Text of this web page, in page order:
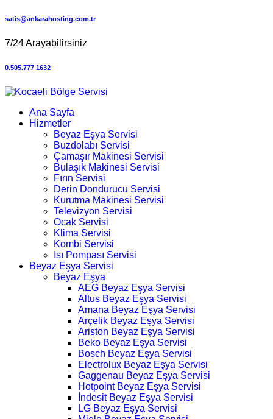
satis@ankarahosting.com.tr
7/24 Arayabilirsiniz
0.505.777 1632
Ana Sayfa
Hizmetler
Beyaz Eşya Servisi
Buzdolabı Servisi
Çamaşır Makinesi Servisi
Bulaşık Makinesi Servisi
Fırın Servisi
Derin Dondurucu Servisi
Kurutma Makinesi Servisi
Televizyon Servisi
Ocak Servisi
Klima Servisi
Kombi Servisi
Isı Pompası Servisi
Beyaz Eşya Servisi
Beyaz Eşya
AEG Beyaz Eşya Servisi
Altus Beyaz Eşya Servisi
Amana Beyaz Eşya Servisi
Arçelik Beyaz Eşya Servisi
Ariston Beyaz Eşya Servisi
Beko Beyaz Eşya Servisi
Bosch Beyaz Eşya Servisi
Electrolux Beyaz Eşya Servisi
Gaggenau Beyaz Eşya Servisi
Hotpoint Beyaz Eşya Servisi
İndesit Beyaz Eşya Servisi
LG Beyaz Eşya Servisi